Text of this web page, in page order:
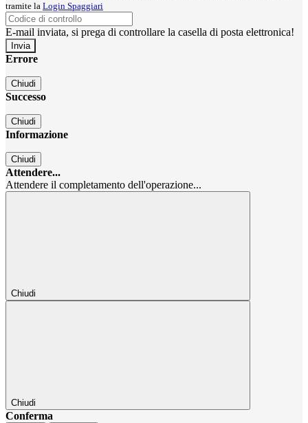
tramite la Login Spaggiari
E-mail inviata, si prega di controllare la casella di posta elettronica!
Errore
Chiudi
Successo
Chiudi
Informazione
Chiudi
Attendere...
Attendere il completamento dell'operazione...
Chiudi
Chiudi
Conferma